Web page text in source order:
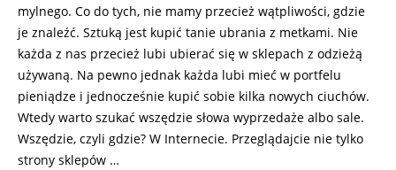
mylnego. Co do tych, nie mamy przecież wątpliwości, gdzie
je znaleźć. Sztuką jest kupić tanie ubrania z metkami. Nie
każda z nas przecież lubi ubierać się w sklepach z odzieżą
używaną. Na pewno jednak każda lubi mieć w portfelu
pieniądze i jednocześnie kupić sobie kilka nowych ciuchów.
Wtedy warto szukać wszędzie słowa wyprzedaże albo sale.
Wszędzie, czyli gdzie? W Internecie. Przeglądajcie nie tylko
strony sklepów …